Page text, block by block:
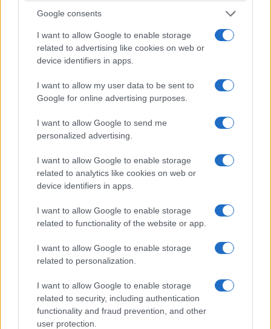
Google consents
I want to allow Google to enable storage
related to advertising like cookies on web or
device identifiers in apps.
I want to allow my user data to be sent to
Google for online advertising purposes.
I want to allow Google to send me
personalized advertising.
I want to allow Google to enable storage
related to analytics like cookies on web or
device identifiers in apps.
I want to allow Google to enable storage
related to functionality of the website or app.
I want to allow Google to enable storage
related to personalization.
I want to allow Google to enable storage
related to security, including authentication
functionality and fraud prevention, and other
user protection.
Europa League: Έβαλε δύσκολα στον εαυτό του
ο ΠΑΟΚ και ψάχνει διπλό στις Βρυξέλλες
6/08/2026 - 11:10μμ
ΑΘΛΗΤΙΣΜΟΣ
Παγκόσμιο παίδων πόλο: Η Ελλάδα νίκησε
Ισπανία και Ουγγαρία, αλλά την «έκοψε» ο
αλγόριθμος
6/08/2026 - 8:47μμ